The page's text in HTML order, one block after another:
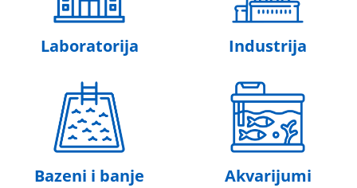
Laboratorija Industrija
Bazeni i banje Akvarijumi